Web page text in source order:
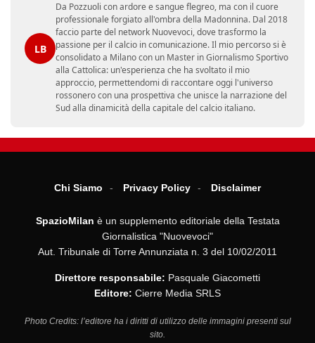
LB
Da Pozzuoli con ardore e sangue flegreo, ma con il cuore
professionale forgiato all'ombra della Madonnina. Dal 2018
faccio parte del network Nuovevoci, dove trasformo la
passione per il calcio in comunicazione. Il mio percorso si è
consolidato a Milano con un Master in Giornalismo Sportivo
alla Cattolica: un'esperienza che ha svoltato il mio
approccio, permettendomi di raccontare oggi l'universo
rossonero con una prospettiva che unisce la narrazione del
Sud alla dinamicità della capitale del calcio italiano.
Chi Siamo Privacy Policy Disclaimer
SpazioMilan è un supplemento editoriale della Testata
Giornalistica "Nuovevoci"
Aut. Tribunale di Torre Annunziata n. 3 del 10/02/2011
Direttore responsabile: Pasquale Giacometti
Editore: Cierre Media SRLS
Photo Credits: l’editore ha i diritti di utilizzo delle immagini presenti sul
sito.